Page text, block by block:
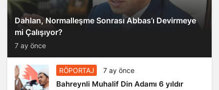
Dahlan, Normalleşme Sonrası Abbas’ı Devirmeye
mi Çalışıyor?
7 ay önce
RÖPORTAJ 7 ay önce
Bahreynli Muhalif Din Adamı 6 yıldır